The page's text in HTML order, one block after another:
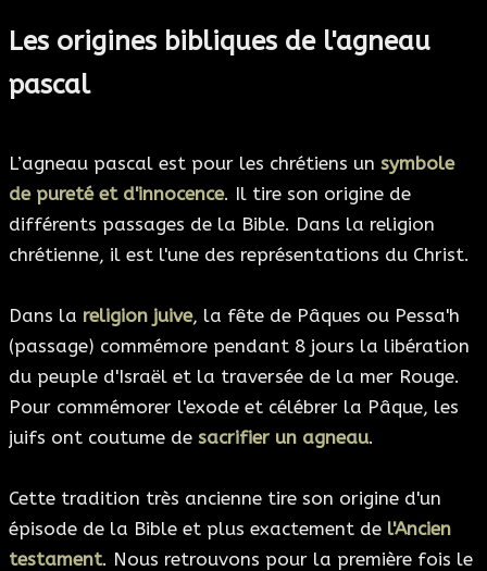
Les origines bibliques de l'agneau
pascal
L’agneau pascal est pour les chrétiens un symbole
de pureté et d'innocence. Il tire son origine de
différents passages de la Bible. Dans la religion
chrétienne, il est l'une des représentations du Christ.
Dans la religion juive, la fête de Pâques ou Pessa'h
(passage) commémore pendant 8 jours la libération
du peuple d'Israël et la traversée de la mer Rouge.
Pour commémorer l'exode et célébrer la Pâque, les
juifs ont coutume de sacrifier un agneau.
Cette tradition très ancienne tire son origine d'un
épisode de la Bible et plus exactement de l'Ancien
testament. Nous retrouvons pour la première fois le